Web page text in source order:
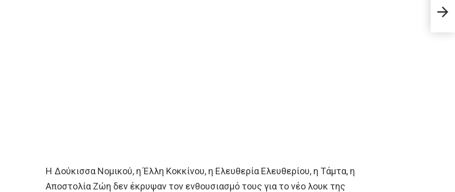
Η Δούκισσα Νομικού, η Έλλη Κοκκίνου, η Ελευθερία Ελευθερίου, η Τάμτα, η
Αποστολία Ζώη δεν έκρυψαν τον ενθουσιασμό τους για το νέο λουκ της